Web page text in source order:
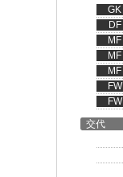
GK
DF
MF
MF
MF
FW
FW
交代